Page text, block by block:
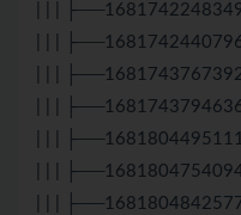
| | |
| | |
| | |
| | |
| | |
| | |
| | |